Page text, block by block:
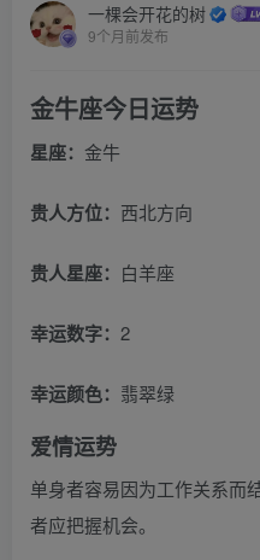
一棵会开花的树
9个月前发布
金牛座今日运势
星座： 金牛
贵人方位： 西北方向
贵人星座： 白羊座
幸运数字： 2
幸运颜色： 翡翠绿
爱情运势
单身者容易因为工作关系而
者应把握机会。